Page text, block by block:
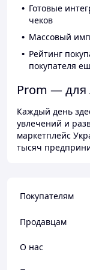
Готовые
чеков
Массовый
Рейтинг
покупателя
Prom — для
Каждый день
увлечений и
маркетплейс
тысяч
Покупателям
Продавцам
О нас